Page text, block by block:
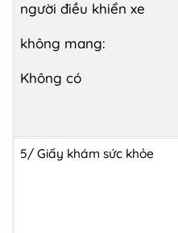
người điều khiển xe
không mang:
Không có
5/ Giấy khám sức khỏe